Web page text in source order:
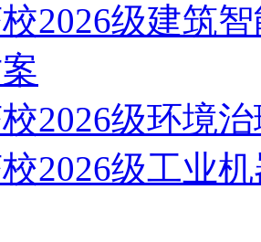
2026级建筑
2026级环境
2026级工业